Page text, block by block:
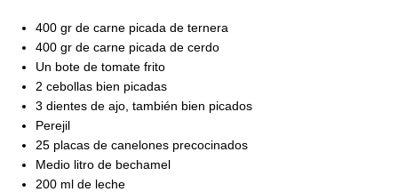
400 gr de carne picada de ternera
400 gr de carne picada de cerdo
Un bote de tomate frito
2 cebollas bien picadas
3 dientes de ajo, también bien picados
Perejil
25 placas de canelones precocinados
Medio litro de bechamel
200 ml de leche